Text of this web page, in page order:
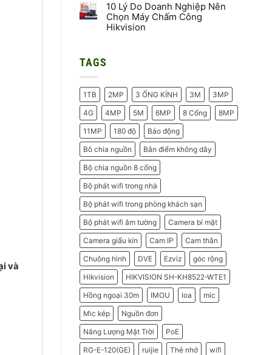
Xử
Lý
Hình
Ảnh
Camera
Lỗi
Khi
Chọn
Ổ
bình
luận
ở
Chuyến
–
2026
10 Lý Do Doanh Nghiệp Nên
Chọn Máy Chấm Công
Hikvision
ở
Do
Doanh
Nghiệp
Nên
Chọn
Máy
Chấm
Công
Hikvision
TAGS
1TB 2MP 3 ỐNG KÍNH 3M
3MP
4G
4MP 5M 6MP 8 Cổng
8MP
11MP
180 độ
Báo động
Bô chia nguồn
Bắn điểm không dây
Bộ chia nguồn 8 cổng
Bộ phát wifi trong nhà
Bộ phát wifi trong phòng khách sạn
Bộ phát wifi âm tường
Camera bí mật
Camera giấu kín
Cam IP
Cam thân
Chuông hình
DVE Ezviz
góc rộng
Hikvision
HIKVISION SH-KH8522-WTE1
Hồng ngoại 30m
IMOU loa
mic
Mic kép
Nguồn đơn
Năng Lượng Mặt Trời
PoE
RG-E-120(GE)
ruijie Thẻ nhớ
wifi
và